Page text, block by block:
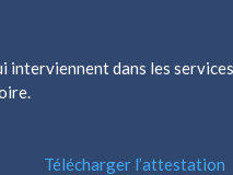
interviennent dans les
Télécharger l’attestation